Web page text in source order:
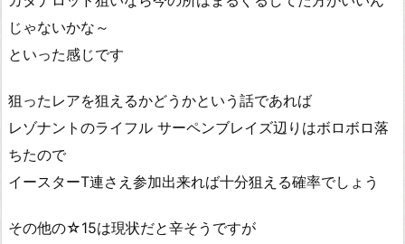
じゃないかな～
といった感じです
狙ったレアを狙えるかどうかという話であれば
レゾナントのライフル サーペンブレイズ辺りはボロボロ落
ちたので
イースターT連さえ参加出来れば十分狙える確率でしょう
その他の☆15は現状だと辛そうですが